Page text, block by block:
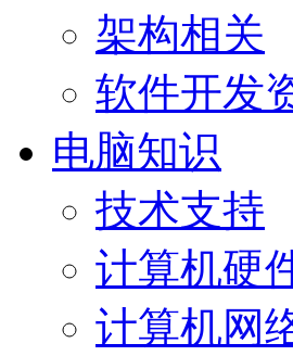
架构相关
软件开发
电脑知识
技术支持
计算机硬
计算机网